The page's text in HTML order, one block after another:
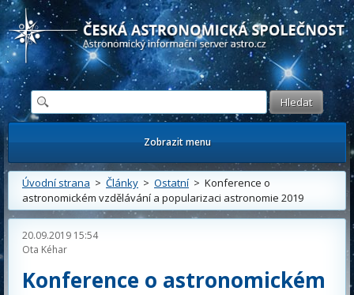
Česká astronomická společnost - Informační astronomický server
Zobrazit menu
Úvodní strana > Články > Ostatní> Konference o
astronomickém vzdělávání a popularizaci astronomie 2019
20.09.2019 15:54
Ota Kéhar
Konference o astronomickém